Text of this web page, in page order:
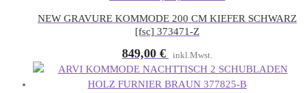
NEW GRAVURE KOMMODE 200 CM KIEFER SCHWARZ
[fsc] 373471-Z
849,00 € inkl.Mwst.